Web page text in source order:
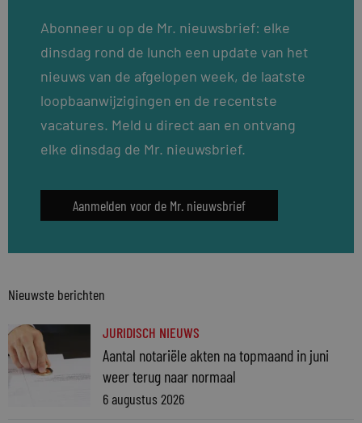
Abonneer u op de Mr. nieuwsbrief: elke
dinsdag rond de lunch een update van het
nieuws van de afgelopen week, de laatste
loopbaanwijzigingen en de recentste
vacatures. Meld u direct aan en ontvang
elke dinsdag de Mr. nieuwsbrief.
Aanmelden voor de Mr. nieuwsbrief
Nieuwste berichten
JURIDISCH NIEUWS
Aantal notariële akten na topmaand in juni
weer terug naar normaal
6 augustus 2026